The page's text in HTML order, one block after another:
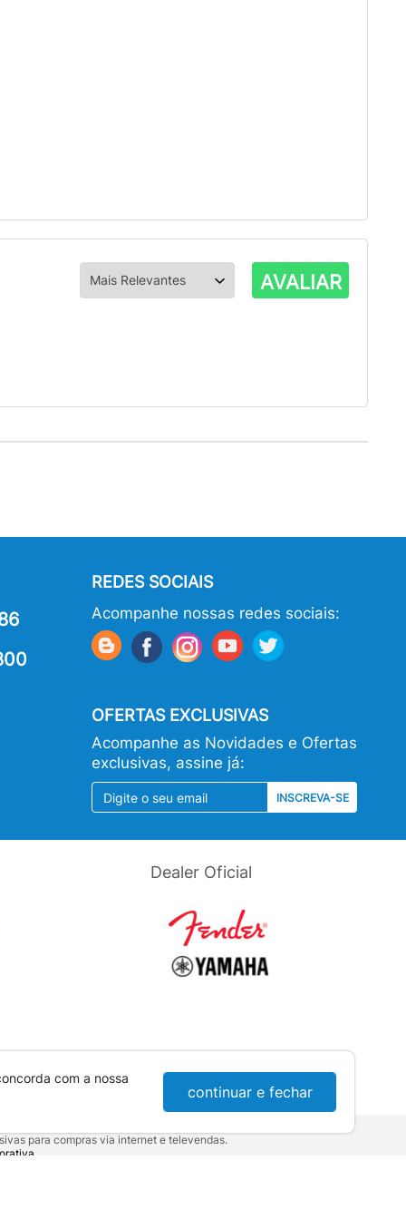
AVALIAR
REDES SOCIAIS
Acompanhe nossas redes sociais:
OFERTAS EXCLUSIVAS
Acompanhe as Novidades e Ofertas
exclusivas, assine já:
INSCREVA-SE
Dealer Oficial
para compras via internet e televendas.
com a nossa
continuar e fechar